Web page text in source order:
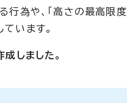
行為や、「高さの最高限
います。
しました。